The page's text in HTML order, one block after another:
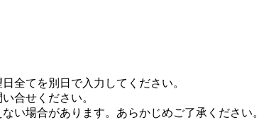
全てを別日で入力してください。
合せください。
い場合があります。あらかじめご了承ください。